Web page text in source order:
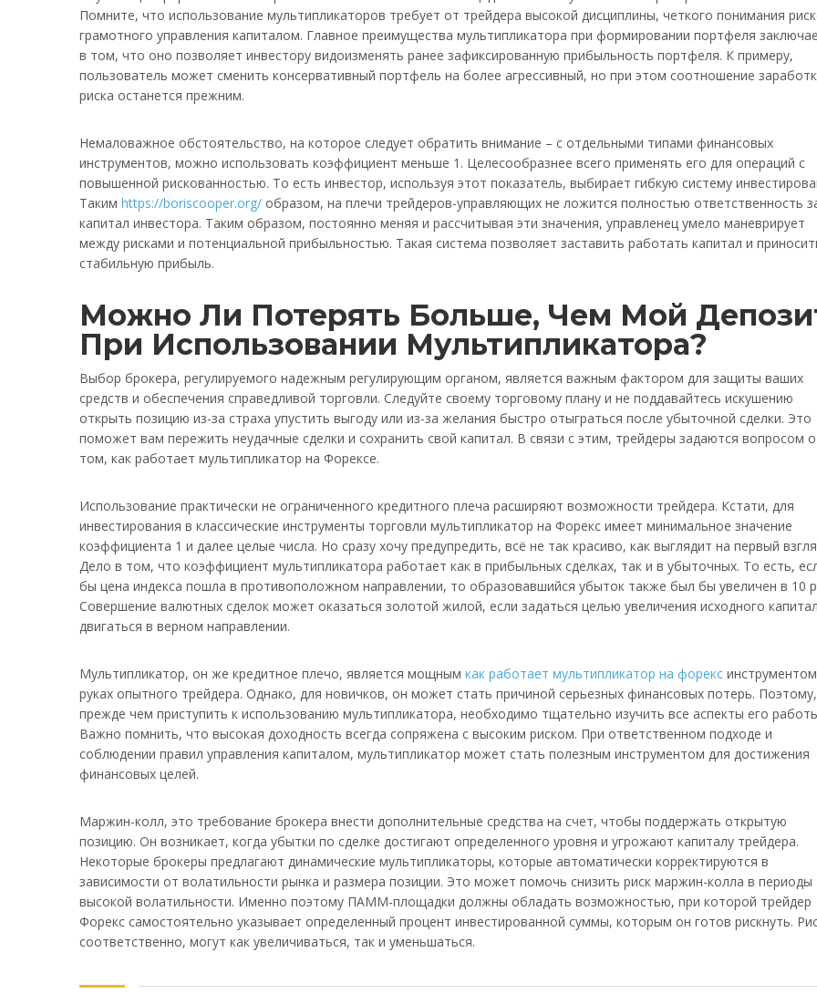
Помните, что использование мультипликаторов требует от трейдера высокой дисциплины, четкого понимания
грамотного управления капиталом. Главное преимущества мультипликатора при формировании портфеля
в том, что оно позволяет инвестору видоизменять ранее зафиксированную прибыльность портфеля. К примеру,
пользователь может сменить консервативный портфель на более агрессивный, но при этом соотношение
риска останется прежним.
Немаловажное обстоятельство, на которое следует обратить внимание – с отдельными типами финансовых
инструментов, можно использовать коэффициент меньше 1. Целесообразнее всего применять его для операций с
повышенной рискованностью. То есть инвестор, используя этот показатель, выбирает гибкую систему
Таким https://boriscooper.org/ образом, на плечи трейдеров-управляющих не ложится полностью ответственность
капитал инвестора. Таким образом, постоянно меняя и рассчитывая эти значения, управленец умело маневрирует
между рисками и потенциальной прибыльностью. Такая система позволяет заставить работать капитал и
стабильную прибыль.
Можно Ли Потерять Больше, Чем Мой
При Использовании Мультипликатора?
Выбор брокера, регулируемого надежным регулирующим органом, является важным фактором для защиты ваших
средств и обеспечения справедливой торговли. Следуйте своему торговому плану и не поддавайтесь искушению
открыть позицию из-за страха упустить выгоду или из-за желания быстро отыграться после убыточной сделки. Это
поможет вам пережить неудачные сделки и сохранить свой капитал. В связи с этим, трейдеры задаются вопросом о
том, как работает мультипликатор на Форексе.
Использование практически не ограниченного кредитного плеча расширяют возможности трейдера. Кстати, для
инвестирования в классические инструменты торговли мультипликатор на Форекс имеет минимальное значение
коэффициента 1 и далее целые числа. Но сразу хочу предупредить, всё не так красиво, как выглядит на первый
Дело в том, что коэффициент мультипликатора работает как в прибыльных сделках, так и в убыточных. То есть,
бы цена индекса пошла в противоположном направлении, то образовавшийся убыток также был бы увеличен в 10
Совершение валютных сделок может оказаться золотой жилой, если задаться целью увеличения исходного
двигаться в верном направлении.
Мультипликатор, он же кредитное плечо, является мощным как работает мультипликатор на форекс
руках опытного трейдера. Однако, для новичков, он может стать причиной серьезных финансовых потерь. Поэтому,
прежде чем приступить к использованию мультипликатора, необходимо тщательно изучить все аспекты его
Важно помнить, что высокая доходность всегда сопряжена с высоким риском. При ответственном подходе и
соблюдении правил управления капиталом, мультипликатор может стать полезным инструментом для достижения
финансовых целей.
Маржин-колл, это требование брокера внести дополнительные средства на счет, чтобы поддержать открытую
позицию. Он возникает, когда убытки по сделке достигают определенного уровня и угрожают капиталу трейдера.
Некоторые брокеры предлагают динамические мультипликаторы, которые автоматически корректируются в
зависимости от волатильности рынка и размера позиции. Это может помочь снизить риск маржин-колла в периоды
высокой волатильности. Именно поэтому ПАММ-площадки должны обладать возможностью, при которой трейдер
Форекс самостоятельно указывает определенный процент инвестированной суммы, которым он готов рискнуть.
соответственно, могут как увеличиваться, так и уменьшаться.